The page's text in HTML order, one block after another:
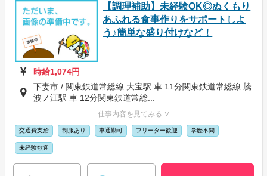
【調理補助】未経験OK◎ぬくもり
あふれる食事作りをサポートしよ
う♪簡単な盛り付けなど！
時給1,074円
下妻市 / 関東鉄道常総線 大宝駅 車 11分関東鉄道常総線 騰
波ノ江駅 車 12分関東鉄道常総...
仕事内容を見てみる ∨
交通費支給 制服あり 車通勤可 フリーター歓迎 学歴不問
未経験歓迎